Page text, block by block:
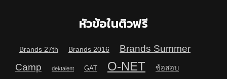
หัวข้อในติวฟรี
Brands 27th Brands 2016
Brands Summer
Camp
dektalent GAT O-NET ข้อสอบ